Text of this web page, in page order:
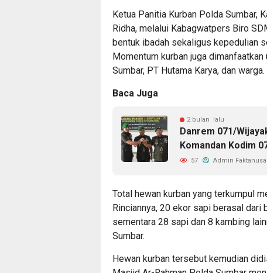
Ketua Panitia Kurban Polda Sumbar,
Ridha, melalui Kabagwatpers Biro
bentuk ibadah sekaligus kepedulian
Momentum kurban juga
Sumbar, PT Hutama Karya, dan warga.
Baca Juga
2 bulan lalu
Danrem 071/
Komandan Kodim
57 Admin
Total hewan kurban yang terkumpul
Rinciannya, 20 ekor sapi berasal dari
sementara 28 sapi dan 8 kambing
Sumbar.
Hewan kurban tersebut kemudian